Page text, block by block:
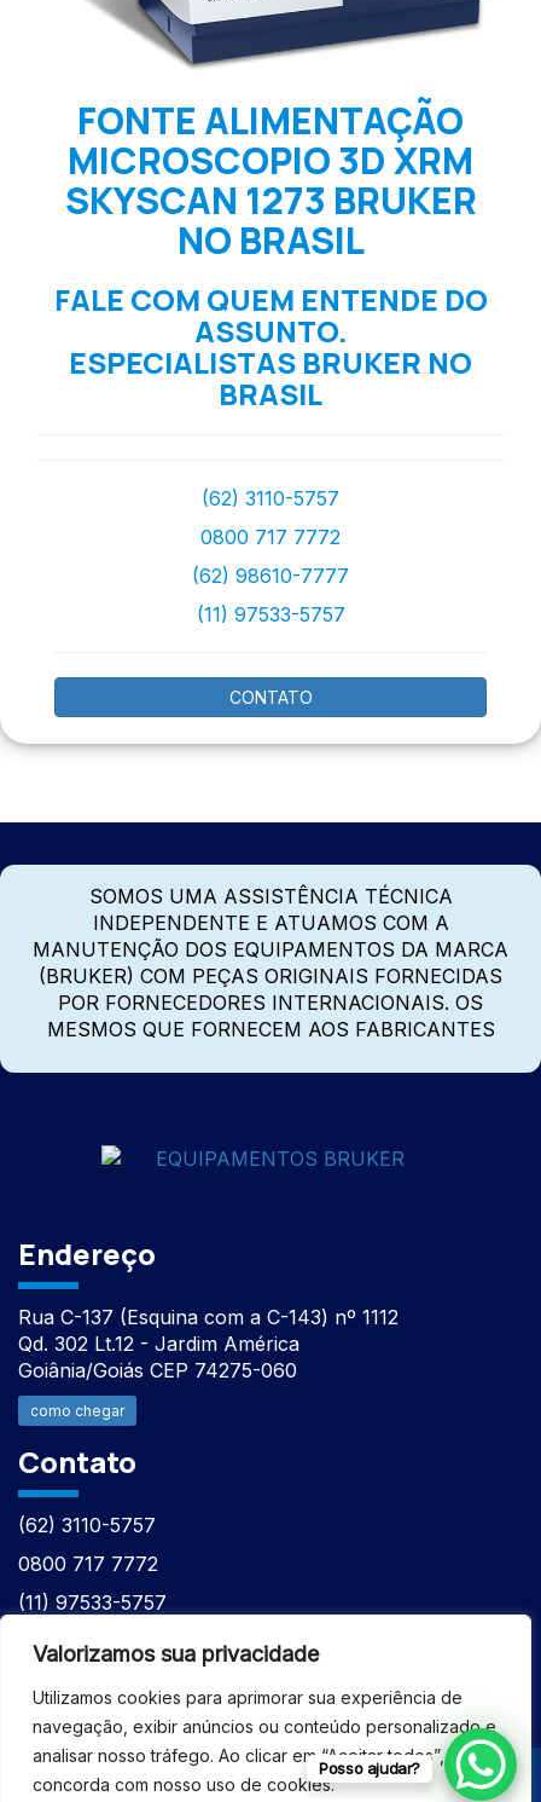
Valorizamos sua privacidade
Utilizamos cookies para aprimorar sua experiência de
navegação, exibir anúncios ou conteúdo personalizado e
analisar nosso tráfego. Ao clicar em “Aceitar todos”, você
concorda com nosso uso de cookies.
FONTE ALIMENTAÇÃO
MICROSCOPIO 3D XRM
SKYSCAN 1273 BRUKER
NO BRASIL
FALE COM QUEM ENTENDE DO
ASSUNTO.
ESPECIALISTAS BRUKER NO
BRASIL
(62) 3110-5757
0800 717 7772
(62) 98610-7777
(11) 97533-5757
CONTATO
SOMOS UMA ASSISTÊNCIA TÉCNICA
INDEPENDENTE E ATUAMOS COM A
MANUTENÇÃO DOS EQUIPAMENTOS DA MARCA
(BRUKER) COM PEÇAS ORIGINAIS FORNECIDAS
POR FORNECEDORES INTERNACIONAIS. OS
MESMOS QUE FORNECEM AOS FABRICANTES
Endereço
Rua C-137 (Esquina com a C-143) nº 1112
Qd. 302 Lt.12 - Jardim América
Goiânia/Goiás CEP 74275-060
como chegar
Contato
(62) 3110-5757
0800 717 7772
(11) 97533-5757
(62) 98610-7777
Posso ajudar?